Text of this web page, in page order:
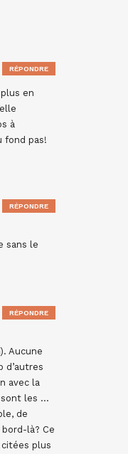
en
à
fond pas!
RÉPONDRE
sans le
RÉPONDRE
Aucune
d’autres
avec la
sont les …
de
là? Ce
citées plus
RÉPONDRE